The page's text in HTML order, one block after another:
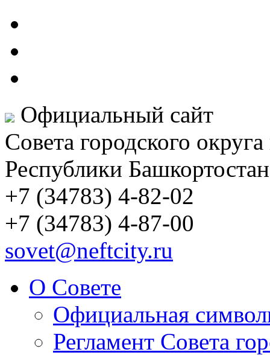
Официальный сайт
Совета городского
Республики Башкортостан
+7 (34783) 4-82-02
+7 (34783) 4-87-00
sovet@neftcity.ru
О Совете
Официальная
Регламент Совета